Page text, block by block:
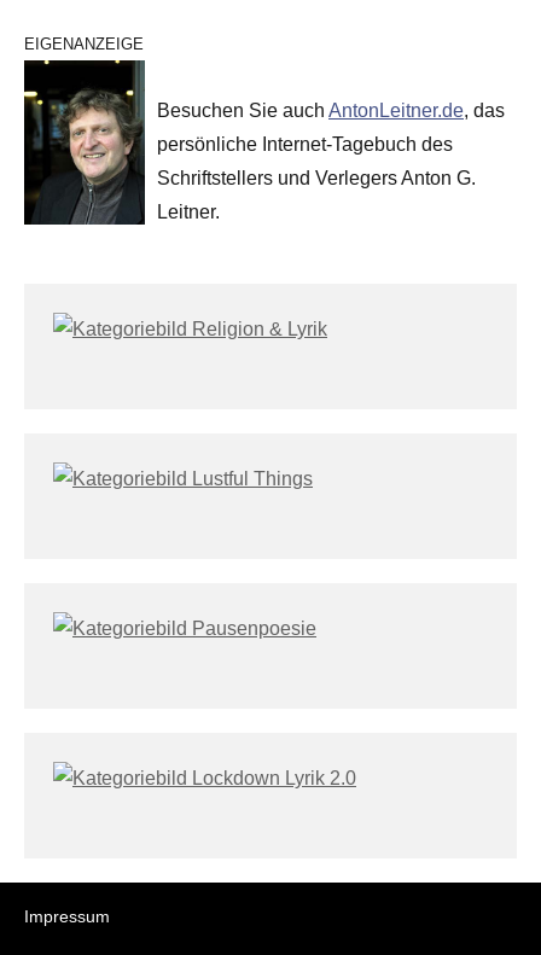
EIGENANZEIGE
Besuchen Sie auch AntonLeitner.de, das
persönliche Internet-Tagebuch des
Schriftstellers und Verlegers Anton G.
Leitner.
Impressum